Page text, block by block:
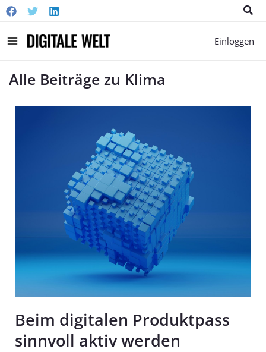
Main
Einloggen
Alle Beiträge zu Klima
Beim digitalen Produktpass
sinnvoll aktiv werden